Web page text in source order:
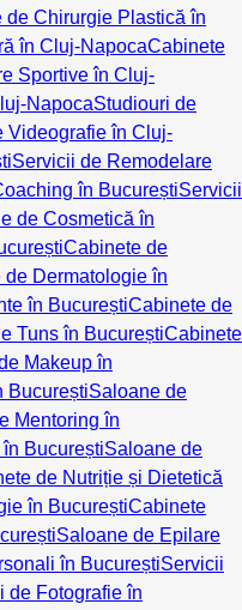
de Chirurgie Plastică în
în Cluj-NapocaCabinete
Sportive în Cluj-
NapocaStudiouri de
Videografie în Cluj-
Servicii de Remodelare
în BucureștiServicii
de Cosmetică în
Cabinete de
de Dermatologie în
în BucureștiCabinete de
Tuns în BucureștiCabinete
Makeup în
BucureștiSaloane de
Mentoring în
BucureștiSaloane de
de Nutriție și Dietetică
în BucureștiCabinete
Saloane de Epilare
în BucureștiServicii
de Fotografie în